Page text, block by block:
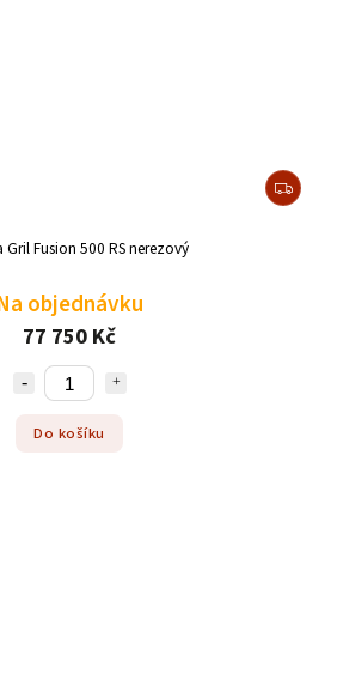
Gril Fusion 500 RS nerezový
objednávku
77 750 Kč
Do košíku